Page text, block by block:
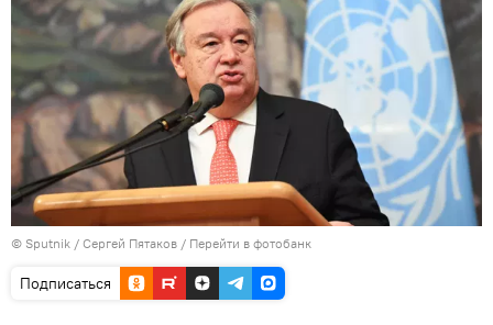
© Sputnik / Сергей Пятаков / Перейти в фотобанк
Подписаться